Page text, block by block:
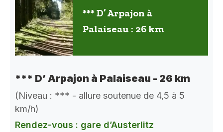
*** D’ Arpajon à
Palaiseau : 26 km
*** D’ Arpajon à Palaiseau - 26 km
(Niveau : *** - allure soutenue de 4,5 à 5
km/h)
Rendez-vous : gare d’Austerlitz